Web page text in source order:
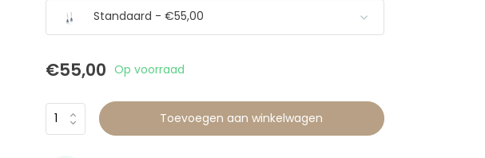
Standaard - €55,00
€55,00 Op voorraad
Toevoegen aan winkelwagen